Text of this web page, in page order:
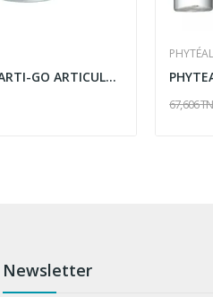
ACTIV LIFE ARTI-GO ARTICULATIONS 60 GÉLULES
PHYTÉAL
67,606
Newsletter